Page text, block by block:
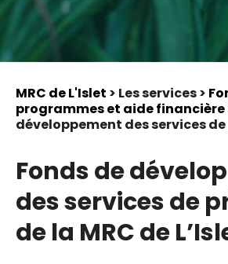
MRC de L'Islet > Les services >
programmes et aide financière
développement des services
Fonds de
des services de
de la MRC de